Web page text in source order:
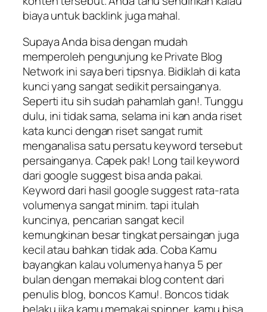
biaya untuk backlink juga mahal.
Supaya Anda bisa dengan mudah
memperoleh pengunjung ke Private Blog
Network ini saya beri tipsnya. Bidiklah di kata
kunci yang sangat sedikit persainganya.
Seperti itu sih sudah pahamlah gan!. Tunggu
dulu, ini tidak sama, selama ini kan anda riset
kata kunci dengan riset sangat rumit
menganalisa satu persatu keyword tersebut
persainganya. Capek pak! Long tail keyword
dari google suggest bisa anda pakai.
Keyword dari hasil google suggest rata-rata
volumenya sangat minim. tapi itulah
kuncinya, pencarian sangat kecil
kemungkinan besar tingkat persaingan juga
kecil atau bahkan tidak ada. Coba Kamu
bayangkan kalau volumenya hanya 5 per
bulan dengan memakai blog content dari
penulis blog, boncos Kamu!. Boncos tidak